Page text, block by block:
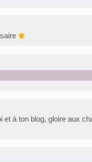
et à ton blog, gloire aux